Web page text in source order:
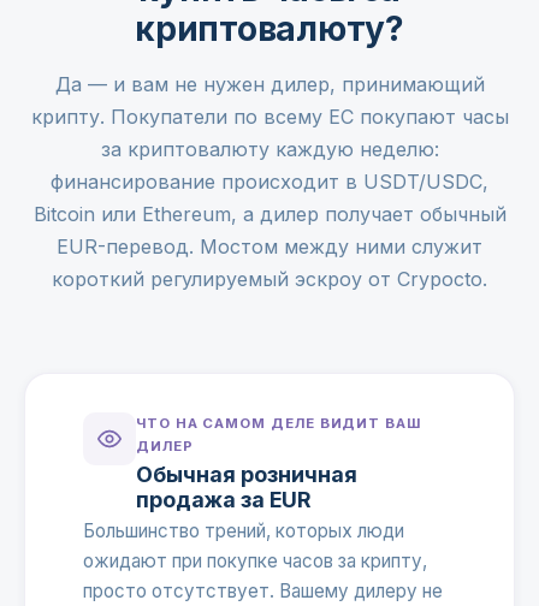
криптовалюту?
Да — и вам не нужен дилер, принимающий
крипту. Покупатели по всему ЕС покупают часы
за криптовалюту каждую неделю:
финансирование происходит в USDT/USDC,
Bitcoin или Ethereum, а дилер получает обычный
EUR-перевод. Мостом между ними служит
короткий регулируемый эскроу от Crypocto.
ЧТО НА САМОМ ДЕЛЕ ВИДИТ ВАШ
ДИЛЕР
Обычная розничная
продажа за EUR
Большинство трений, которых люди
ожидают при покупке часов за крипту,
просто отсутствует. Вашему дилеру не